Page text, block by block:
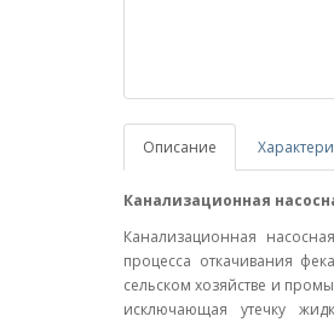
Описание
Канализационная
Канализационная
процесса откачивания
сельском хозяйстве и
исключающая утечку